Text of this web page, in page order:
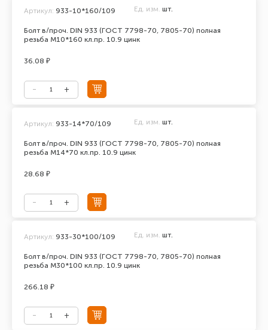
Болт в/проч. DIN 933 (ГОСТ 7798-70, 7805-70) полная
резьба М10*160 кл.пр. 10.9 цинк
Артикул: 933-10*160/109 Ед. изм. шт.
36.08 ₽
Болт в/проч. DIN 933 (ГОСТ 7798-70, 7805-70) полная
резьба М14*70 кл.пр. 10.9 цинк
Артикул: 933-14*70/109 Ед. изм. шт.
28.68 ₽
Болт в/проч. DIN 933 (ГОСТ 7798-70, 7805-70) полная
резьба М30*100 кл.пр. 10.9 цинк
Артикул: 933-30*100/109 Ед. изм. шт.
266.18 ₽